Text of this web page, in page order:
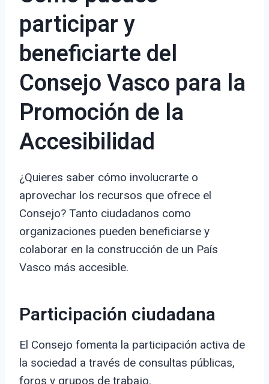
participar y
beneficiarte del
Consejo Vasco para la
Promoción de la
Accesibilidad
¿Quieres saber cómo involucrarte o
aprovechar los recursos que ofrece el
Consejo? Tanto ciudadanos como
organizaciones pueden beneficiarse y
colaborar en la construcción de un País
Vasco más accesible.
Participación ciudadana
El Consejo fomenta la participación activa de
la sociedad a través de consultas públicas,
foros y grupos de trabajo.